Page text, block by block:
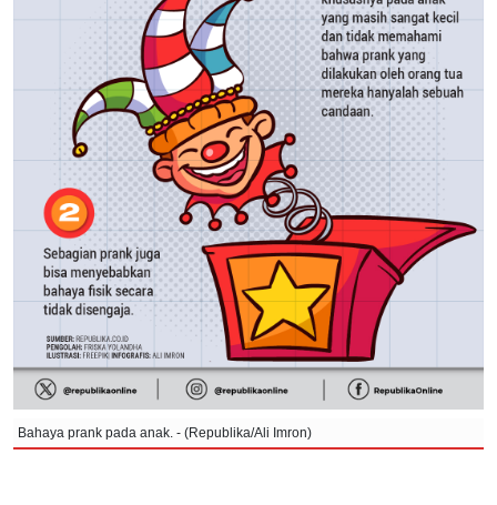
Bahaya prank pada anak. - (Republika/Ali Imron)